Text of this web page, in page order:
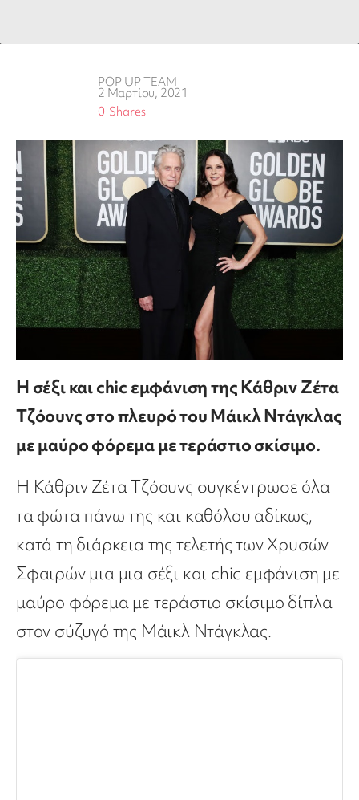
POP UP TEAM
2 Μαρτίου, 2021
Shares
0
Η σέξι και chic εμφάνιση της Κάθριν Ζέτα
Τζόουνς στο πλευρό του Μάικλ Ντάγκλας
με μαύρο φόρεμα με τεράστιο σκίσιμο.
Η Κάθριν Ζέτα Τζόουνς συγκέντρωσε όλα
τα φώτα πάνω της και καθόλου αδίκως,
κατά τη διάρκεια της τελετής των Χρυσών
Σφαιρών μια μια σέξι και chic εμφάνιση με
μαύρο φόρεμα με τεράστιο σκίσιμο δίπλα
στον σύζυγό της Μάικλ Ντάγκλας.